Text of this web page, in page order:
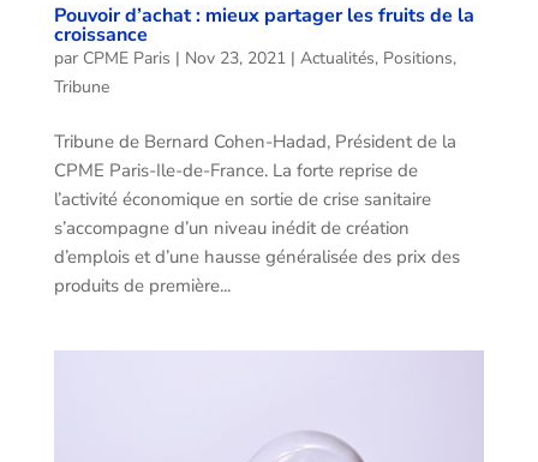
Pouvoir d’achat : mieux partager les fruits de la
croissance
par CPME Paris | Nov 23, 2021| Actualités, Positions,
Tribune
Tribune de Bernard Cohen-Hadad, Président de la
CPME Paris-Ile-de-France. La forte reprise de
l’activité économique en sortie de crise sanitaire
s’accompagne d’un niveau inédit de création
d’emplois et d’une hausse généralisée des prix des
produits de première...